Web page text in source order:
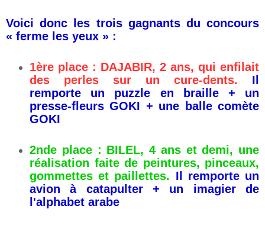
Voici donc les trois gagnants du concours
« ferme les yeux » :
1ère place : DAJABIR, 2 ans, qui enfilait
des perles sur un cure-dents. Il
remporte un puzzle en braille + un
presse-fleurs GOKI + une balle comète
GOKI
2nde place : BILEL, 4 ans et demi, une
réalisation faite de peintures, pinceaux,
gommettes et paillettes. Il remporte un
avion à catapulter + un imagier de
l'alphabet arabe